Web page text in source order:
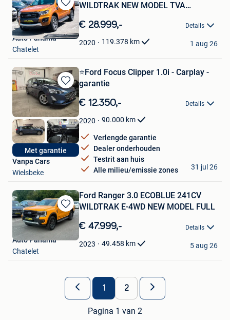
Bewaren
in
Mijn
Favorieten
WILDTRAK NEW MODEL TVA
€ 28.999,- Details
2020 119.378 km
Auto Panama
Chatelet
1 aug 26
Bewaren
in
Mijn
Favorieten
Met garantie
⭐Ford Focus Clipper 1.0i - Carplay -
garantie
€ 12.350,- Details
2020 90.000 km
Verlengde garantie
Dealer onderhouden
Testrit aan huis
Alle milieu/emissie zones
️Vanpa Cars
Wielsbeke
31 jul 26
Bewaren
in
Mijn
Favorieten
Ford Ranger 3.0 ECOBLUE 241CV
WILDTRAK E-4WD NEW MODEL FULL
€ 47.999,- Details
2023 49.458 km
Auto Panama
Chatelet
5 aug 26
1 2
Pagina 1 van 2